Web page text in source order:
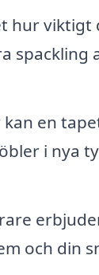
hur viktigt
spackling
en
i nya
och din